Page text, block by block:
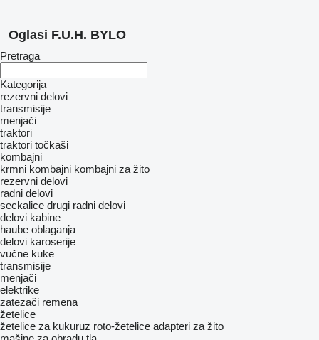
Oglasi F.U.H. BYLO
Pretraga
Kategorija
rezervni delovi
transmisije
menjači
traktori
traktori točkaši
kombajni
krmni kombajni kombajni za žito
rezervni delovi
radni delovi
seckalicе drugi radni delovi
delovi kabine
haube oblaganja
delovi karoserije
vučne kuke
transmisije
menjači
elektrike
zatezači remena
žetelice
žetelice za kukuruz roto-žetelice adapteri za žito